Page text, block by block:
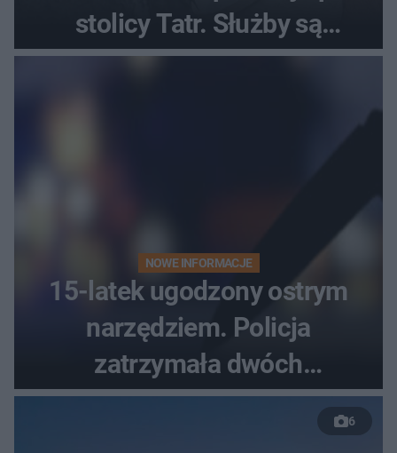
stolicy Tatr. Służby są
bezradne
NOWE INFORMACJE
15-latek ugodzony ostrym
narzędziem. Policja
zatrzymała dwóch
nastolatków
6